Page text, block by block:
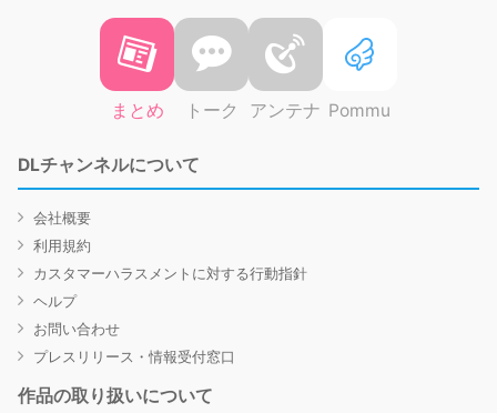
まとめ トーク アンテナ Pommu
DLチャンネルについて
会社概要
利用規約
カスタマーハラスメントに対する行動指針
ヘルプ
お問い合わせ
プレスリリース・情報受付窓口
作品の取り扱いについて